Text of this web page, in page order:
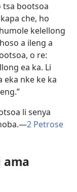
tsa bootsoa
che, ho
kelellong
a ileng a
o re:
ea ka. Li
eka nke ke ka
li senya
—2 Petrose
ama